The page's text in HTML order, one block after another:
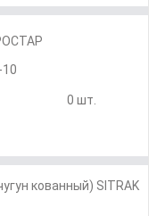
0 шт.
кованный) SITRAK